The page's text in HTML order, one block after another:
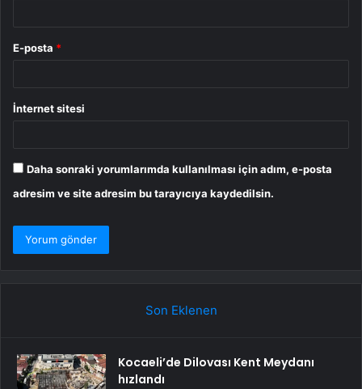
E-posta *
İnternet sitesi
Daha sonraki yorumlarımda kullanılması için adım, e-posta
adresim ve site adresim bu tarayıcıya kaydedilsin.
Son Eklenen
Kocaeli’de Dilovası Kent Meydanı
hızlandı